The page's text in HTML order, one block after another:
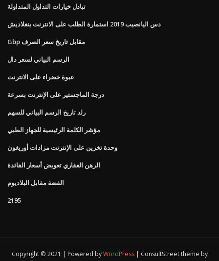
تبادل خيارات التداول المتداولة
دس اليانصيب 2019 استمارة الطلب على الانترنت بنغلاديش
Gbp مقابل تاريخ سعر الصرف
الرسم البياني لسعر دال
عبوة خضراء على الانترنت
درجة الماجستير على الإنترنت بسرعة
رلد تاريخ الرسم البياني للسهم
مؤشر الكلمة الرئيسية للجهاز الطبي
وحدة تخزين على الإنترنت مزادات أوريغون
الرهن العقاري تعويض أسعار الفائدة
الفضة مقابل البلاديوم
2195
Copyright © 2021 | Powered byWordPress
ConsultStreet theme by